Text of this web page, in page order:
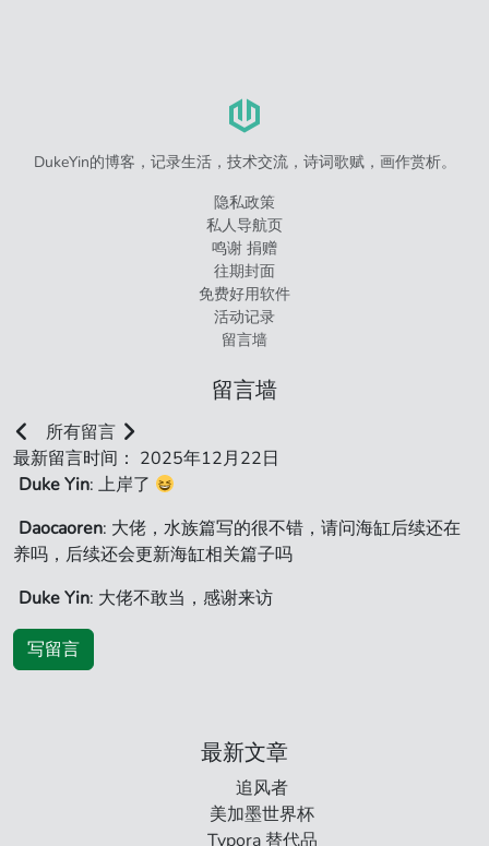
DukeYin的博客，记录生活，技术交流，诗词歌赋，画作赏析。
隐私政策
私人导航页
鸣谢 捐赠
往期封面
免费好用软件
活动记录
留言墙
留言墙
所有留言
最新留言时间： 2025年12月22日
Duke Yin: 上岸了
Daocaoren: 大佬，水族篇写的很不错，请问海缸后续还在
养吗，后续还会更新海缸相关篇子吗
Duke Yin: 大佬不敢当，感谢来访
写留言
最新文章
追风者
美加墨世界杯
Typora 替代品